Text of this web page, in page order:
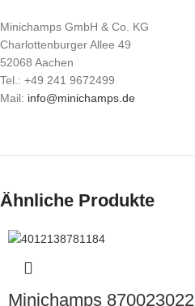
Minichamps GmbH & Co. KG
Charlottenburger Allee 49
52068 Aachen
Tel.: +49 241 9672499
Mail: info@minichamps.de
Ähnliche Produkte
Minichamps 870023022